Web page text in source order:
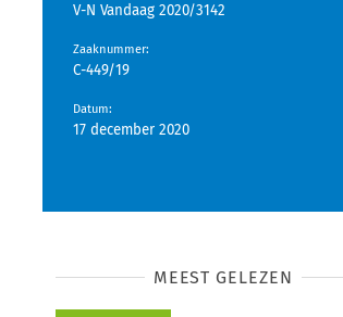
V-N Vandaag 2020/3142
Zaaknummer:
C-449/19
Datum:
17 december 2020
MEEST GELEZEN